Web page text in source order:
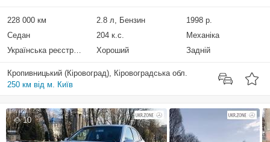
228 000 км 2.8 л, Бензин
1998 р.
Седан
204 к.с.
Механіка
Українська реєстрація
Хороший Задній
Кропивницький (Кіровоград), Кіровоградська обл.
250 км від м. Київ
10